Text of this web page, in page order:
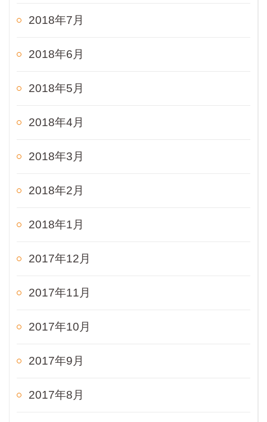
2018年7月
2018年6月
2018年5月
2018年4月
2018年3月
2018年2月
2018年1月
2017年12月
2017年11月
2017年10月
2017年9月
2017年8月